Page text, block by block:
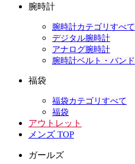
腕時計
腕時計カテゴリすべて
デジタル腕時計
アナログ腕時計
腕時計ベルト・バンド
福袋
福袋カテゴリすべて
福袋
アウトレット
メンズ TOP
ガールズ